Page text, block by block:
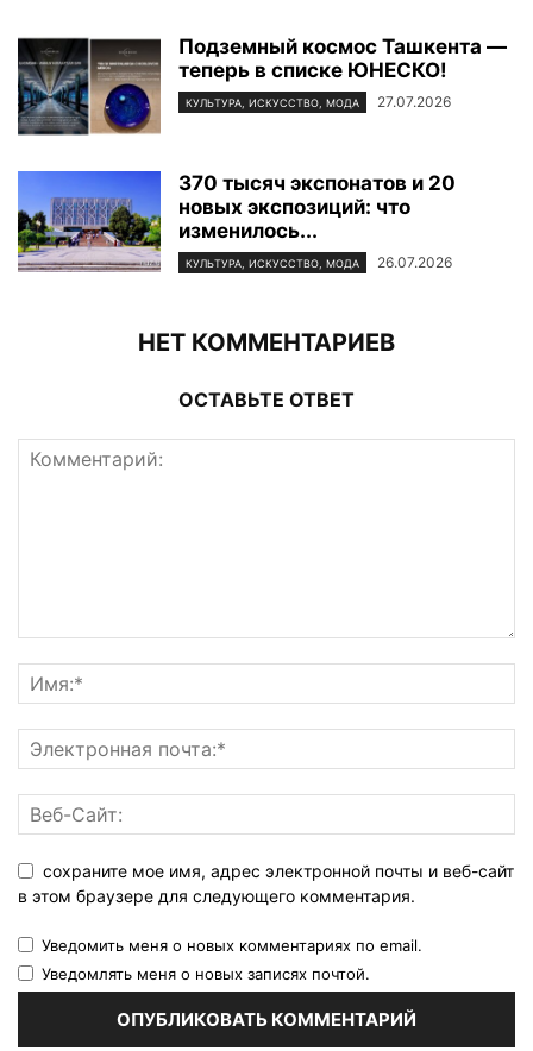
Подземный космос Ташкента —
теперь в списке ЮНЕСКО!
КУЛЬТУРА, ИСКУССТВО, МОДА 27.07.2026
370 тысяч экспонатов и 20
новых экспозиций: что
изменилось...
КУЛЬТУРА, ИСКУССТВО, МОДА 26.07.2026
НЕТ КОММЕНТАРИЕВ
ОСТАВЬТЕ ОТВЕТ
сохраните мое имя, адрес электронной почты и веб-сайт
в этом браузере для следующего комментария.
Уведомить меня о новых комментариях по email.
Уведомлять меня о новых записях почтой.